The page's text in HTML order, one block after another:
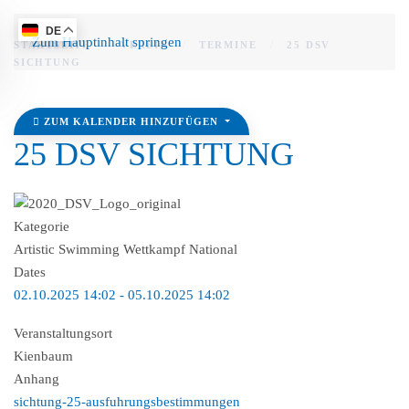
Zum Hauptinhalt springen
STARTSEITE VEREIN TERMINE
25 DSV
SICHTUNG
ZUM KALENDER HINZUFÜGEN
25 DSV SICHTUNG
Kategorie
Artistic Swimming Wettkampf National
Dates
02.10.2025 14:02 - 05.10.2025 14:02
Veranstaltungsort
Kienbaum
Anhang
sichtung-25-ausfuhrungsbestimmungen
DE